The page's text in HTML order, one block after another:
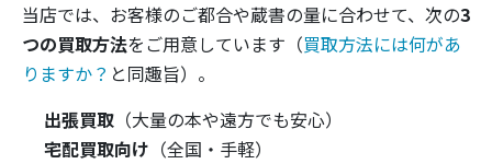
当店では、お客様のご都合や蔵書の量に合わせて、次の3
つの買取方法をご用意しています（買取方法には何があ
りますか？ と同趣旨）。
出張買取 （大量の本や遠方でも安心）
宅配買取向け （全国・手軽）